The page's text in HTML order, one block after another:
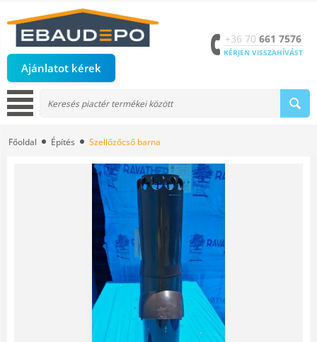
Ajánlatot kérek
+36 70 661 7576
KÉRJEN VISSZAHÍVÁST
Főoldal Építés Szellőzőcső barna